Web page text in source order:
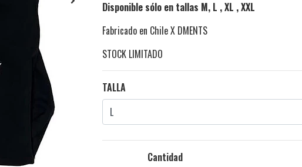
Disponible sólo en tallas M, L , XL , XXL
Fabricado en Chile X DMENTS
STOCK LIMITADO
TALLA
Cantidad